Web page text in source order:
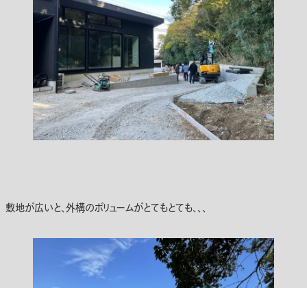
敷地が広いと、外構のボリュームがとてもとても、、、